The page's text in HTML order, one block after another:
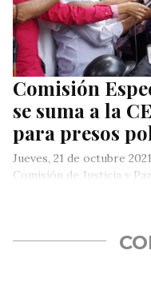
Comisión
se suma a la
para presos
Jueves, 21 de octubre
Comisión de Justicia y